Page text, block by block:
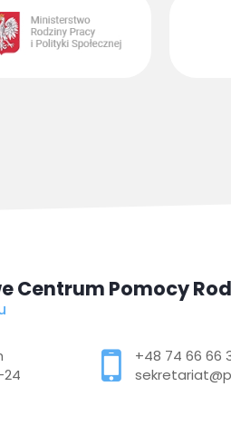
Centrum Pomocy
24
+48 74 66 66